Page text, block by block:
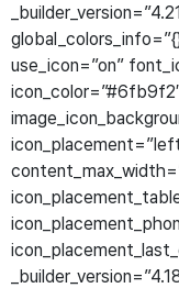
use_icon=”on”